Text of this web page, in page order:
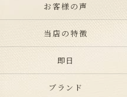
お客様の声
当店の特徴
即日
ブランド